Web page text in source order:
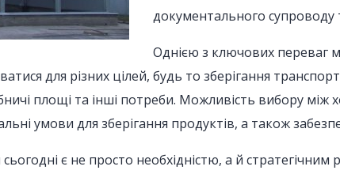
документального супроводу
Однією з ключових переваг
для різних цілей, будь то зберігання
площі та інші потреби. Можливість вибору
умови для зберігання продуктів, а також
є не просто необхідністю, а й